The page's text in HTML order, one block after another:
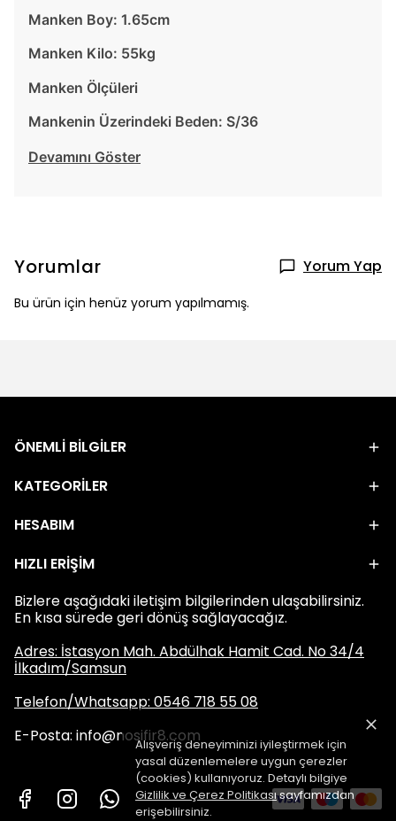
Alışveriş deneyiminizi iyileştirmek için
yasal düzenlemelere uygun çerezler
(cookies) kullanıyoruz. Detaylı bilgiye
Gizlilik ve Çerez Politikasısayfamızdan
erişebilirsiniz.
Manken Boy: 1.65cm
Manken Kilo: 55kg
Manken Ölçüleri
Mankenin Üzerindeki Beden: S/36
Devamını Göster
Yorumlar Yorum Yap
Bu ürün için henüz yorum yapılmamış.
ÖNEMLİ BİLGİLER
KATEGORİLER
HESABIM
HIZLI ERİŞİM
Bizlere aşağıdaki iletişim bilgilerinden ulaşabilirsiniz.
En kısa sürede geri dönüş sağlayacağız.
Adres: İstasyon Mah. Abdülhak Hamit Cad. No 34/4
İlkadım/Samsun
Telefon/Whatsapp: 0546 718 55 08
E-Posta: info@nosifir8.com